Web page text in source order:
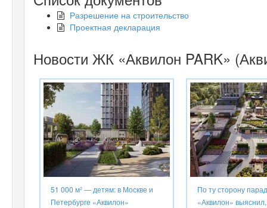
Разрешение на строительство
Проектная декларация
Новости ЖК «Аквилон PARK»
51 000 м² — детям: в Москве и
Петербурге «Аквилон»
По ту сторону
«Аквилон» выяснил,